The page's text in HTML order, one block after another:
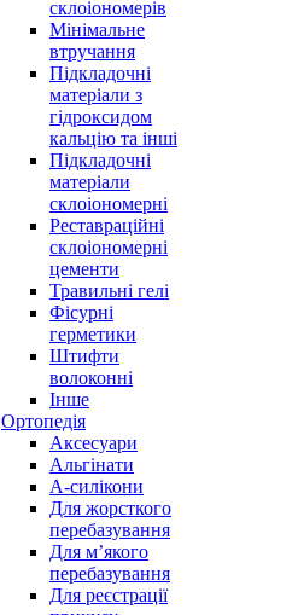
склоіономерів
Мінімальне
втручання
Підкладочні
матеріали з
гідроксидом
кальцію та інші
Підкладочні
матеріали
склоіономерні
Реставраційні
склоіономерні
цементи
Травильні гелі
Фісурні
герметики
Штифти
волоконні
Інше
Ортопедія
Аксесуари
Альгінати
А-силікони
Для жорсткого
перебазування
Для м’якого
перебазування
Для реєстрації